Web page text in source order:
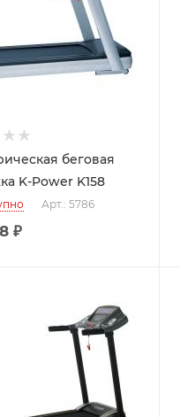
беговая
K-Power K158
Арт.: 5786
₽